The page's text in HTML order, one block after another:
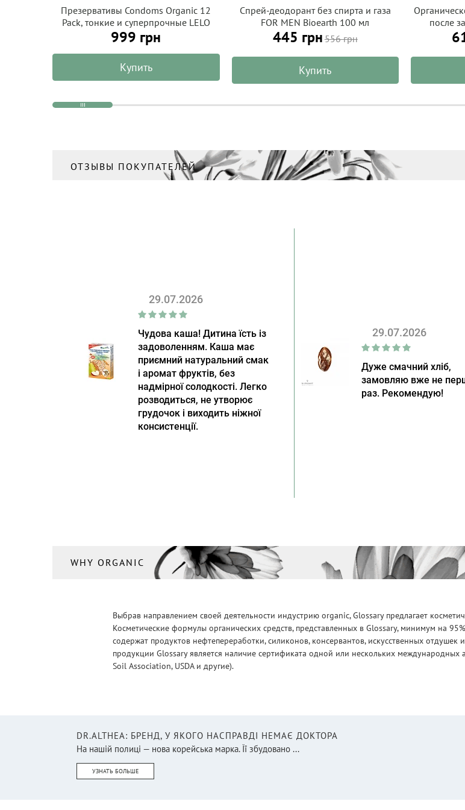
Презервативы Condoms Organic 12
Pack, тонкие и суперпрочные LELO
HEX
999 грн
Купить
Спрей-деодорант без спирта и газа
FOR MEN Bioearth 100 мл
445 грн556 грн
Купить
после
ароматом
ОТЗЫВЫ ПОКУПАТЕЛЕЙ
29.07.2026
Чудова каша! Дитина їсть із
задоволенням. Каша має
приємний натуральний смак
і аромат фруктів, без
надмірної солодкості. Легко
розводиться, не утворює
грудочок і виходить ніжної
консистенції.
29.07.2026
Дуже смачний хліб,
замовляю вже не
раз. Рекомендую!
WHY ORGANIC
Выбрав направлением своей деятельности индустрию organic, Glossary предлагает
Косметические формулы органических средств, представленных в Glossary, минимум на
содержат продуктов нефтепереработки, силиконов, консервантов, искусственных
продукции Glossary является наличие сертификата одной или нескольких международных
Soil Association, USDA и другие).
DR.ALTHEA: БРЕНД, У ЯКОГО НАСПРАВДІ НЕМАЄ ДОКТОРА
На нашій полиці — нова корейська марка. Її збудовано ...
УЗНАТЬ БОЛЬШЕ